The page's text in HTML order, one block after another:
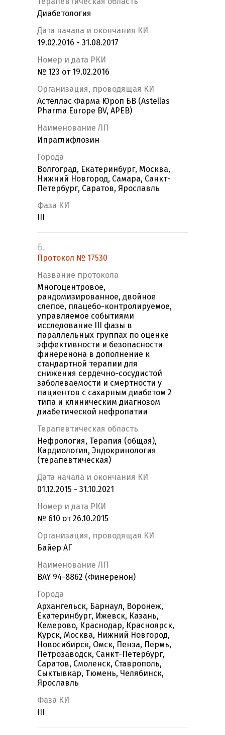
Диабетология
Дата начала и окончания КИ
19.02.2016 - 31.08.2017
Номер и дата РКИ
№ 123 от 19.02.2016
Организация, проводящая КИ
Астеллас Фарма Юроп БВ (Astellas
Pharma Europe BV, APEB)
Наименование ЛП
Ипраглифлозин
Города
Волгоград, Екатеринбург, Москва,
Нижний Новгород, Самара, Санкт-
Петербург, Саратов, Ярославль
Фаза КИ
6.
Протокол № 17530
Название протокола
Многоцентровое,
рандомизированное, двойное
слепое, плацебо-контролируемое,
управляемое событиями
исследование III фазы в
параллельных группах по оценке
эффективности и безопасности
финеренона в дополнение к
стандартной терапии для
снижения сердечно-сосудистой
заболеваемости и смертности у
пациентов с сахарным диабетом 2
типа и клиническим диагнозом
диабетической нефропатии
Терапевтическая область
Нефрология, Терапия (общая),
Кардиология, Эндокринология
(терапевтическая)
Дата начала и окончания КИ
01.12.2015 - 31.10.2021
Номер и дата РКИ
№ 610 от 26.10.2015
Организация, проводящая КИ
Байер АГ
Наименование ЛП
BAY 94-8862 (Финеренон)
Города
Архангельск, Барнаул, Воронеж,
Екатеринбург, Ижевск, Казань,
Кемерово, Краснодар, Красноярск,
Курск, Москва, Нижний Новгород,
Новосибирск, Омск, Пенза, Пермь,
Петрозаводск, Санкт-Петербург,
Саратов, Смоленск, Ставрополь,
Сыктывкар, Тюмень, Челябинск,
Ярославль
Фаза КИ